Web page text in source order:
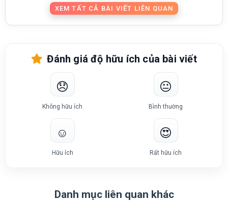
XEM TẤT CẢ BÀI VIẾT LIÊN QUAN
Đánh giá độ hữu ích của bài viết
😞
Không hữu ích
😐
Bình thường
☺️
Hữu ích
😍
Rất hữu ích
Danh mục liên quan khác